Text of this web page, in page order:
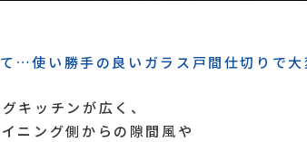
…使い勝手の良いガラス戸間仕切りで大
キッチンが広く、
ニング側からの隙間風や